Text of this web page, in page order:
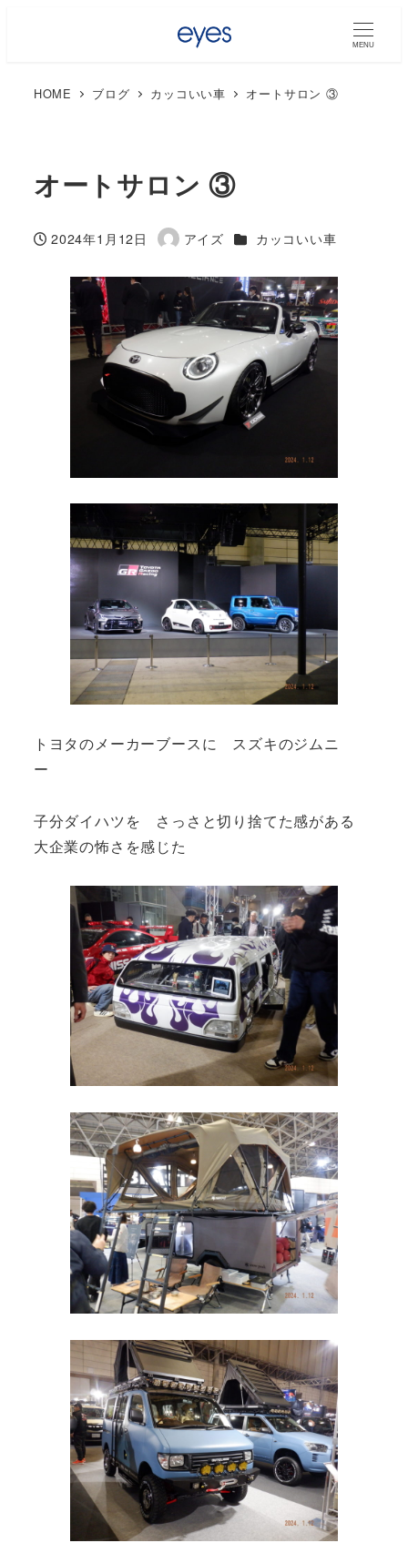
MENU
HOME ブログ カッコいい車 オートサロン ③
オートサロン ③
投稿日
2024年1月12日
著
アイズ カテゴリー
カッコいい車
トヨタのメーカーブースに スズキのジムニ
ー
子分ダイハツを さっさと切り捨てた感がある
大企業の怖さを感じた